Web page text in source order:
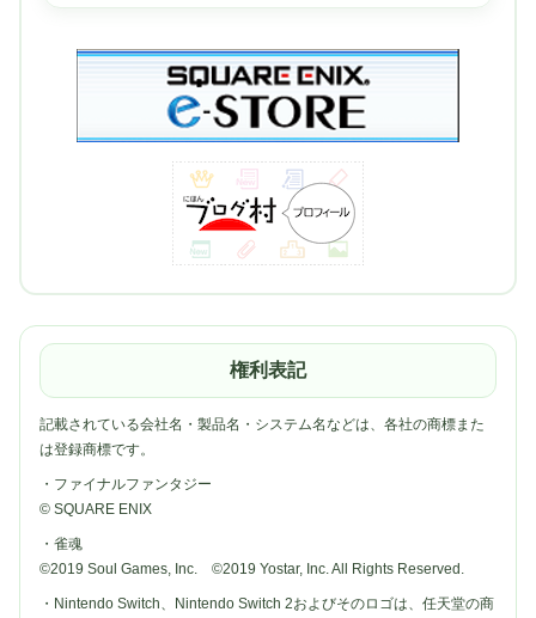
権利表記
記載されている会社名・製品名・システム名などは、各社の商標また
は登録商標です。
・ファイナルファンタジー
© SQUARE ENIX
・雀魂
©2019 Soul Games, Inc. ©2019 Yostar, Inc. All Rights Reserved.
・Nintendo Switch、Nintendo Switch 2およびそのロゴは、任天堂の商